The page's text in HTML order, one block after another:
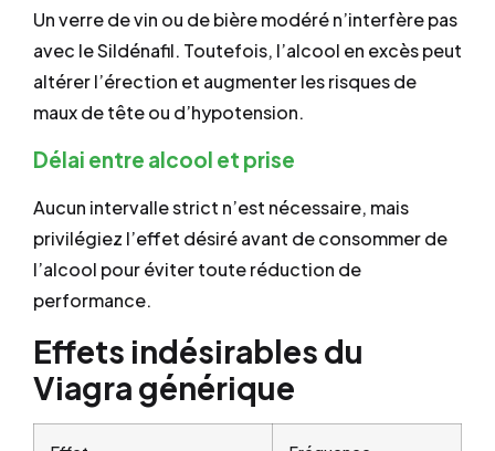
Un verre de vin ou de bière modéré n’interfère pas
avec le Sildénafil. Toutefois, l’alcool en excès peut
altérer l’érection et augmenter les risques de
maux de tête ou d’hypotension.
Délai entre alcool et prise
Aucun intervalle strict n’est nécessaire, mais
privilégiez l’effet désiré avant de consommer de
l’alcool pour éviter toute réduction de
performance.
Effets indésirables du
Viagra générique